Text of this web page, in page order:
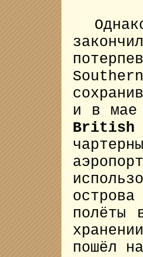
и в мае
British
полёты
пошёл